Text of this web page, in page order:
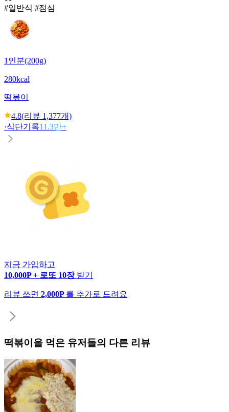
#일반식 #점심
1인분(200g)
280kcal
떡볶이
4.8(리뷰 1,377개)
·식단기록11.3만+
지금 가입하고
10,000P + 로또 10장 받기
리뷰 쓰면 2,000P 를 추가로 드려요
떡볶이 을 먹은 유저들의 다른 리뷰